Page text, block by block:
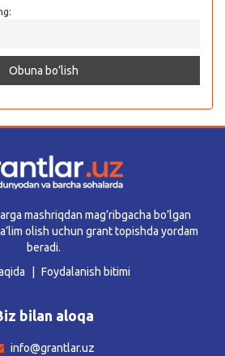
mashriqdan mag’ribgacha bo’lgan
olish uchun grant topishda yordam
beradi.
Foydalanish bitimi
bilan aloqa
info@grantlar.uz